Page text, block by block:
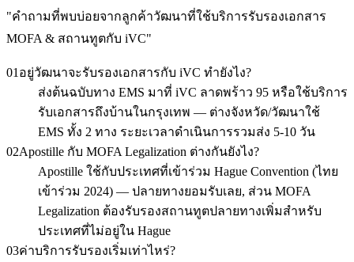
"คำถามที่พบบ่อยจากลูกค้าวัฒนาที่ใช้บริการรับรองเอกสาร
MOFA & สถานทูตกับ iVC"
01 อยู่วัฒนาจะรับรองเอกสารกับ iVC ทำยังไง?
ส่งต้นฉบับทาง EMS มาที่ iVC ลาดพร้าว 95 หรือใช้บริการ
รับเอกสารถึงบ้านในกรุงเทพ — ต่างจังหวัด/วัฒนาใช้
EMS ทั้ง 2 ทาง ระยะเวลาดำเนินการรวมส่ง 5-10 วัน
02Apostille กับ MOFA Legalization ต่างกันยังไง?
Apostille ใช้กับประเทศที่เข้าร่วม Hague Convention (ไทย
เข้าร่วม 2024) — ปลายทางยอมรับเลย, ส่วน MOFA
Legalization ต้องรับรองสถานทูตปลายทางเพิ่มสำหรับ
ประเทศที่ไม่อยู่ใน Hague
03ค่าบริการรับรองเริ่มเท่าไหร่?